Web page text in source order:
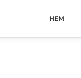
HEM